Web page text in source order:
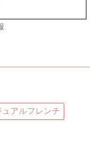
ュアルフレンチ